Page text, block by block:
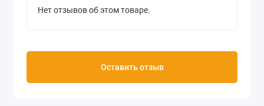
Нет отзывов об этом товаре.
Оставить отзыв